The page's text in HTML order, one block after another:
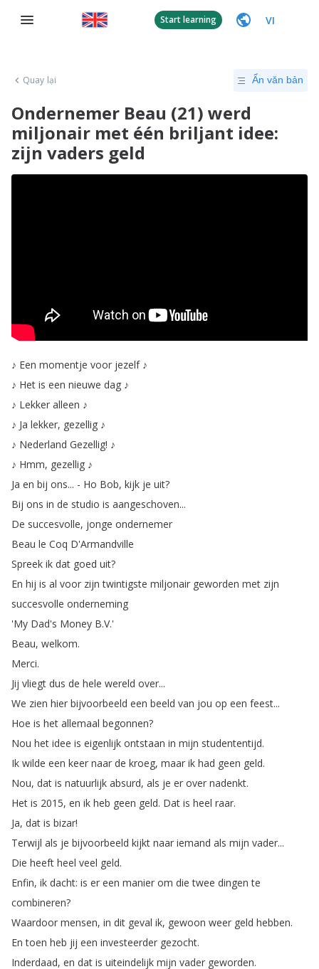
Start learning VI
Quay lại Ẩn văn bản
Ondernemer Beau (21) werd
miljonair met één briljant idee:
zijn vaders geld
♪ Een momentje voor jezelf ♪
♪ Het is een nieuwe dag ♪
♪ Lekker alleen ♪
♪ Ja lekker, gezellig ♪
♪ Nederland Gezellig! ♪
♪ Hmm, gezellig ♪
Ja en bij ons... - Ho Bob, kijk je uit?
Bij ons in de studio is aangeschoven...
De succesvolle, jonge ondernemer
Beau le Coq D'Armandville
Spreek ik dat goed uit?
En hij is al voor zijn twintigste miljonair geworden met zijn
succesvolle onderneming
'My Dad's Money B.V.'
Beau, welkom.
Merci.
Jij vliegt dus de hele wereld over...
We zien hier bijvoorbeeld een beeld van jou op een feest...
Hoe is het allemaal begonnen?
Nou het idee is eigenlijk ontstaan in mijn studententijd.
Ik wilde een keer naar de kroeg, maar ik had geen geld.
Nou, dat is natuurlijk absurd, als je er over nadenkt.
Het is 2015, en ik heb geen geld. Dat is heel raar.
Ja, dat is bizar!
Terwijl als je bijvoorbeeld kijkt naar iemand als mijn vader...
Die heeft heel veel geld.
Enfin, ik dacht: is er een manier om die twee dingen te
combineren?
Waardoor mensen, in dit geval ik, gewoon weer geld hebben.
En toen heb jij een investeerder gezocht.
Inderdaad, en dat is uiteindelijk mijn vader geworden.